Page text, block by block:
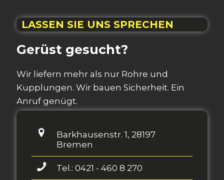
LASSEN SIE UNS SPRECHEN
Gerüst gesucht?
Wir liefern mehr als nur Rohre und
Kupplungen. Wir bauen Sicherheit. Ein
Anruf genügt.
Barkhausenstr. 1, 28197
Bremen
Tel.: 0421 - 460 8 270